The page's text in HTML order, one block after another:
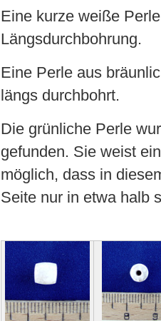
Eine kurze weiße
Längsdurchbohrung.
Eine Perle aus
längs durchbohrt.
Die grünliche Perle
gefunden. Sie weist
möglich, dass in
Seite nur in etwa halb